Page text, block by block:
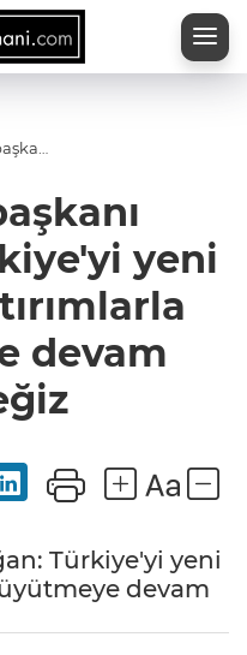
yeni
devam
Türkiye'yi yeni
devam